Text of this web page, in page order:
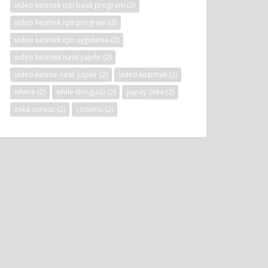
video kesmek için basit program (2)
video kesmek için program (2)
video kesmek için uygulama (2)
video kesmek nasıl yapılır (2)
video kesme nasıl yapılır (2) video kırpmak (2)
where (2) while döngüsü (2) yapay zeka (2)
zeka sorusu (2) çözümü (2)